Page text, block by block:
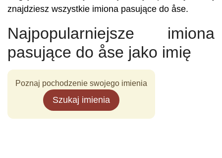
znajdziesz wszystkie imiona pasujące do åse.
Najpopularniejsze imiona
pasujące do åse jako imię
Poznaj pochodzenie swojego imienia
Szukaj imienia